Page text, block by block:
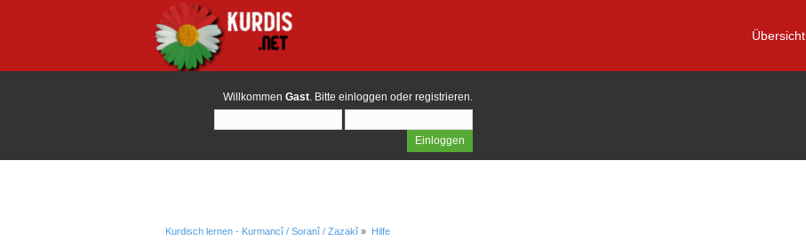
Übersicht
Willkommen Gast. Bitte einloggen oder registrieren.
Kurdisch lernen - Kurmancî / Soranî / Zazakî » Hilfe